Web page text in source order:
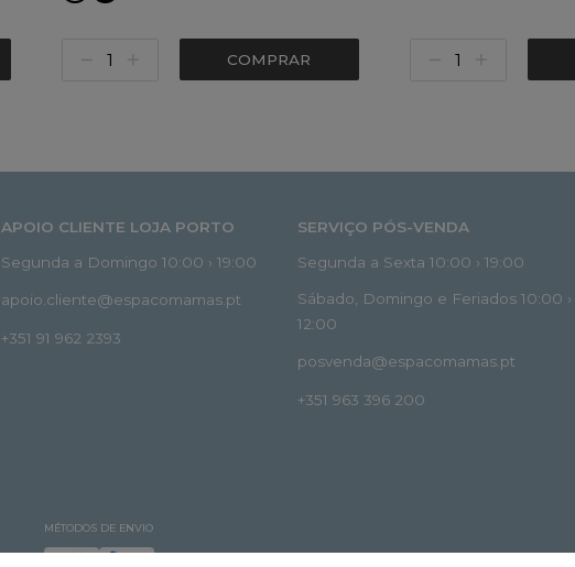
COMPRAR
APOIO CLIENTE LOJA PORTO
Segunda a Domingo 10:00 › 19:00
apoio.cliente@espacomamas.pt
+351 91 962 2393
SERVIÇO PÓS-VENDA
Segunda a Sexta 10:00 › 19:00
Sábado, Domingo e Feriados 10:00 ›
12:00
posvenda@espacomamas.pt
+351 963 396 200
MÉTODOS DE ENVIO